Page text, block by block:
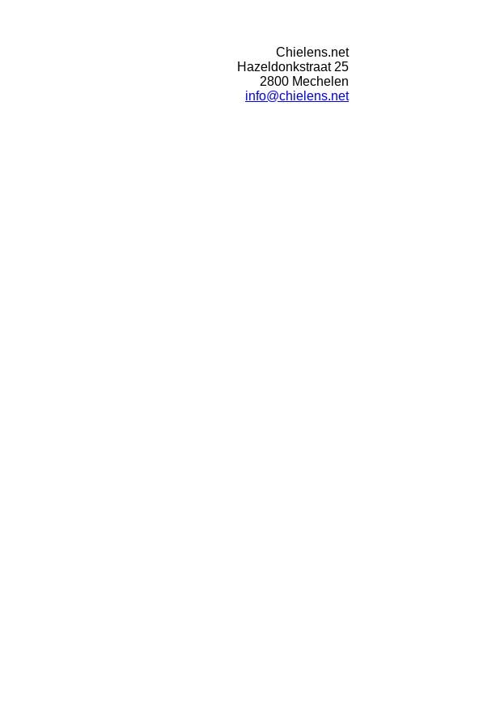
Chielens.net
Hazeldonkstraat 25
2800 Mechelen
info@chielens.net